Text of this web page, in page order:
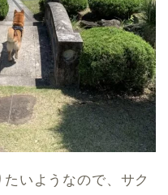
いようなので、サク